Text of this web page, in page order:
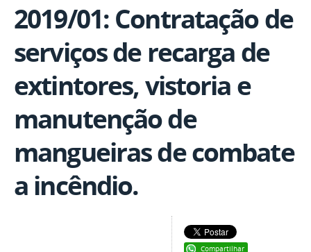
2019/01: Contratação de
serviços de recarga de
extintores, vistoria e
manutenção de
mangueiras de combate
a incêndio.
Compartilhar